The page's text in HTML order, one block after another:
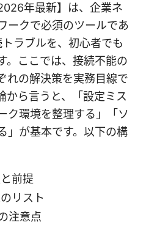
年最新】は、企業ネ
ークで必須のツールであ
ラブルを、初心者でも
。ここでは、接続不能の
れの解決策を実務目線で
から言うと、「設定ミス
ク環境を整理する」「ソ
」が基本です。以下の構
前提
リスト
注意点